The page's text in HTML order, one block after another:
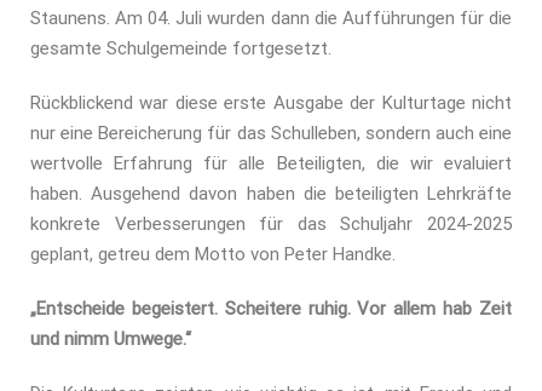
Staunens. Am 04. Juli wurden dann die Aufführungen für die
gesamte Schulgemeinde fortgesetzt.
Rückblickend war diese erste Ausgabe der Kulturtage nicht
nur eine Bereicherung für das Schulleben, sondern auch eine
wertvolle Erfahrung für alle Beteiligten, die wir evaluiert
haben. Ausgehend davon haben die beteiligten Lehrkräfte
konkrete Verbesserungen für das Schuljahr 2024-2025
geplant, getreu dem Motto von Peter Handke.
„Entscheide begeistert. Scheitere ruhig. Vor allem hab Zeit
und nimm Umwege.“